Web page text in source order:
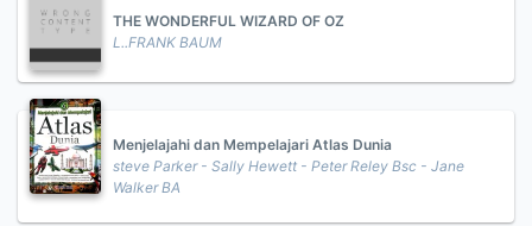
THE WONDERFUL WIZARD OF OZ
L..FRANK BAUM
Menjelajahi dan Mempelajari Atlas Dunia
steve Parker - Sally Hewett - Peter Reley Bsc - Jane
Walker BA